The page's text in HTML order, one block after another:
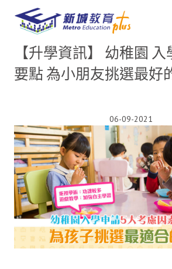
【升學資訊】 幼稚園
要點 為小朋友挑選最好
06-09-2021